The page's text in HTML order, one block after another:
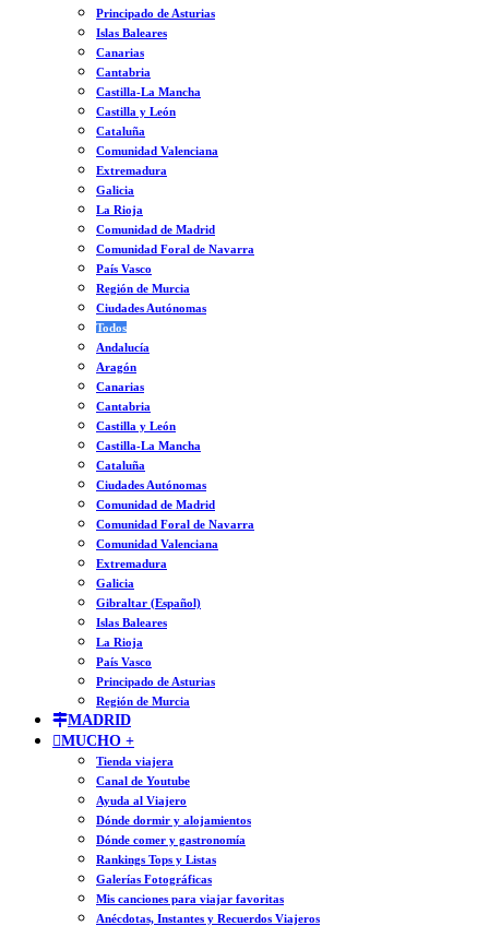
Principado de Asturias
Islas Baleares
Canarias
Cantabria
Castilla-La Mancha
Castilla y León
Cataluña
Comunidad Valenciana
Extremadura
Galicia
La Rioja
Comunidad de Madrid
Comunidad Foral de Navarra
País Vasco
Región de Murcia
Ciudades Autónomas
Todos
Andalucía
Aragón
Canarias
Cantabria
Castilla y León
Castilla-La Mancha
Cataluña
Ciudades Autónomas
Comunidad de Madrid
Comunidad Foral de Navarra
Comunidad Valenciana
Extremadura
Galicia
Gibraltar (Español)
Islas Baleares
La Rioja
País Vasco
Principado de Asturias
Región de Murcia
MADRID
MUCHO +
Tienda viajera
Canal de Youtube
Ayuda al Viajero
Dónde dormir y alojamientos
Dónde comer y gastronomía
Rankings Tops y Listas
Galerías Fotográficas
Mis canciones para viajar favoritas
Anécdotas, Instantes y Recuerdos Viajeros